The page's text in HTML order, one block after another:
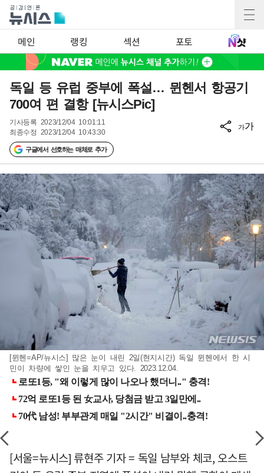
메인 랭킹 섹션 포토
독일 등 유럽 중부에 폭설… 뮌헨서 항공기
700여 편 결항 [뉴시스Pic]
기사등록 2023/12/04 10:01:11
최종수정 2023/12/04 10:43:30
구글에서 선호하는 매체로 추가
가가
[뮌헨=AP/뉴시스] 많은 눈이 내린 2일(현지시간) 독일 뮌헨에서 한 시
민이 차량에 쌓인 눈을 치우고 있다. 2023.12.04.
[서울=뉴시스] 류현주 기자 = 독일 남부와 체코, 오스트